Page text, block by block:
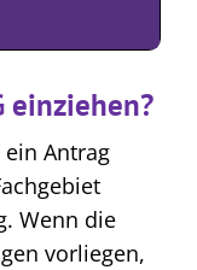
einziehen?
Antrag
Wenn die
vorliegen,